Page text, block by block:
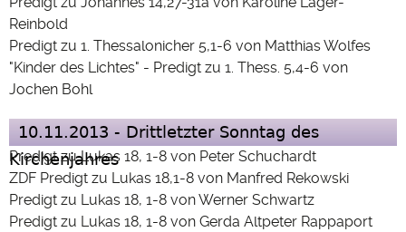
Reinbold
Predigt zu 1. Thessalonicher 5,1-6 von Matthias Wolfes
"Kinder des Lichtes" - Predigt zu 1. Thess. 5,4-6 von
Jochen Bohl
10.11.2013 - Drittletzter Sonntag des
Kirchenjahres
Predigt zu Lukas 18, 1-8 von Peter Schuchardt
ZDF Predigt zu Lukas 18,1-8 von Manfred Rekowski
Predigt zu Lukas 18, 1-8 von Werner Schwartz
Predigt zu Lukas 18, 1-8 von Gerda Altpeter Rappaport